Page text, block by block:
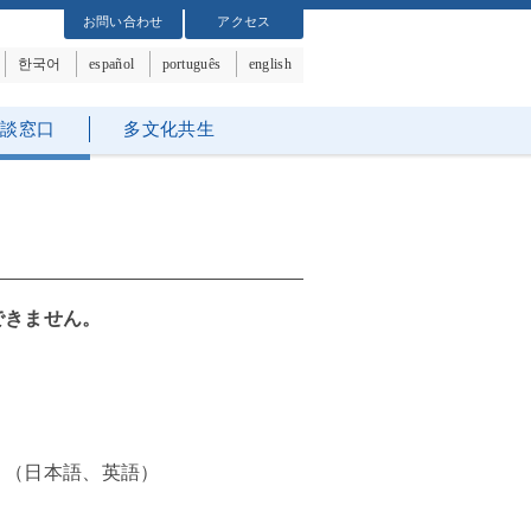
お問い合わせ アクセス
한국어 español português english
窓口 多文化共生
ません。
日本語、英語）